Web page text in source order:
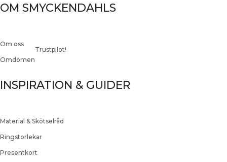
OM SMYCKENDAHLS
Om oss
Omdömen
Trustpilot!
INSPIRATION & GUIDER
Material & Skötselråd
Ringstorlekar
Presentkort